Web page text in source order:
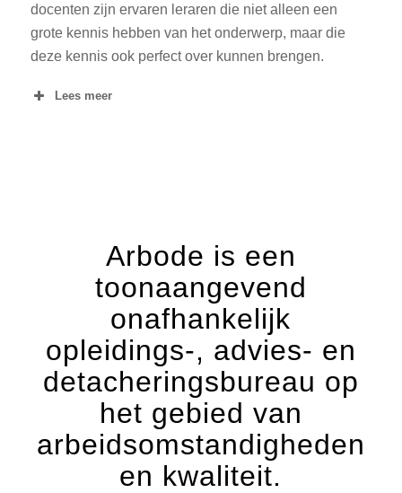
docenten zijn ervaren leraren die niet alleen een
grote kennis hebben van het onderwerp, maar die
deze kennis ook perfect over kunnen brengen.
Lees meer
Arbode is een
toonaangevend
onafhankelijk
opleidings-, advies- en
detacheringsbureau op
het gebied van
arbeidsomstandigheden
en kwaliteit.